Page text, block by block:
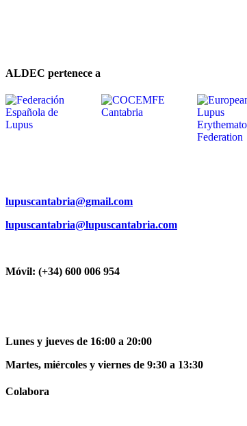
ALDEC pertenece a
lupuscantabria@gmail.com
lupuscantabria@lupuscantabria.com
Móvil: (+34) 600 006 954
Lunes y jueves de 16:00 a 20:00
Martes, miércoles y viernes de 9:30 a 13:30
Colabora